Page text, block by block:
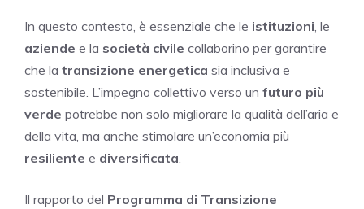
In questo contesto, è essenziale che le istituzioni, le
aziende e la società civile collaborino per garantire
che la transizione energetica sia inclusiva e
sostenibile. L’impegno collettivo verso un futuro più
verde potrebbe non solo migliorare la qualità dell’aria e
della vita, ma anche stimolare un’economia più
resiliente e diversificata.
Il rapporto del Programma di Transizione